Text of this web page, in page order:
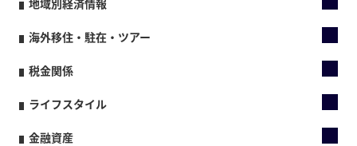
海外移住・駐在・ツアー
税金関係
ライフスタイル
金融資産